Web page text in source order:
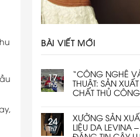
BÀI VIẾT MỚI
17
Th5
“CÔNG NGHÊ
THUẬT: SẢN
CHẤT THỦ
24
Th7
XƯỞNG SẢN
LIỆU DA LEVINA